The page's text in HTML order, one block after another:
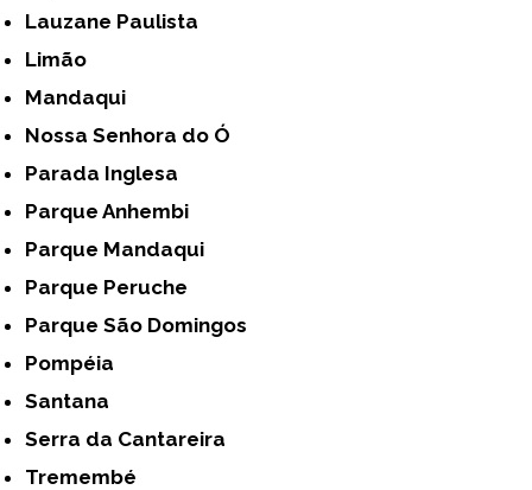
Lauzane Paulista
Limão
Mandaqui
Nossa Senhora do Ó
Parada Inglesa
Parque Anhembi
Parque Mandaqui
Parque Peruche
Parque São Domingos
Pompéia
Santana
Serra da Cantareira
Tremembé